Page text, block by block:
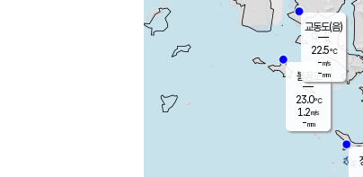
볼음도
23.0℃
1.2m/s
-mm
교동도(음)
22.5℃
-m/s
-mm